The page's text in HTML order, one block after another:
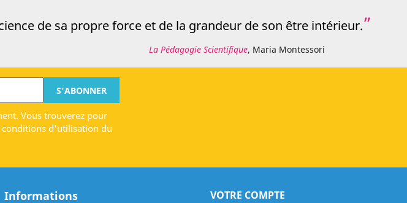
de sa propre force et de la grandeur de son être intérieur.
La Pédagogie Scientifique, Maria Montessori
Vous trouverez pour
conditions d'utilisation du
Informations VOTRE COMPTE